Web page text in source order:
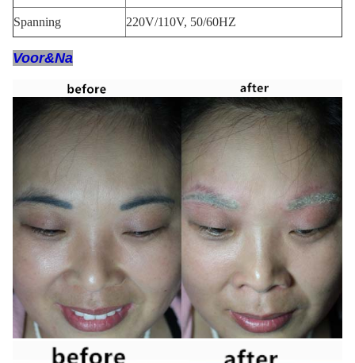
Spanning 220V/110V, 50/60HZ
Voor&Na